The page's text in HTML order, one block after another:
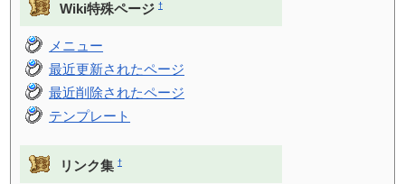
Wiki特殊ページ †
メニュー
最近更新されたページ
最近削除されたページ
テンプレート
リンク集 †